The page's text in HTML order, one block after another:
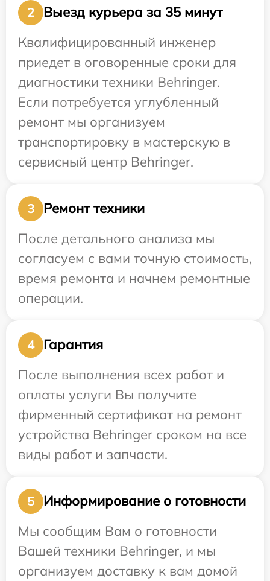
2
Выезд курьера за 35 минут
Квалифицированный инженер
приедет в оговоренные сроки для
диагностики техники Behringer.
Если потребуется углубленный
ремонт мы организуем
транспортировку в мастерскую в
сервисный центр Behringer.
3
Ремонт техники
После детального анализа мы
согласуем с вами точную стоимость,
время ремонта и начнем ремонтные
операции.
4
Гарантия
После выполнения всех работ и
оплаты услуги Вы получите
фирменный сертификат на ремонт
устройства Behringer сроком на все
виды работ и запчасти.
5
Информирование о готовности
Мы сообщим Вам о готовности
Вашей техники Behringer, и мы
организуем доставку к вам домой